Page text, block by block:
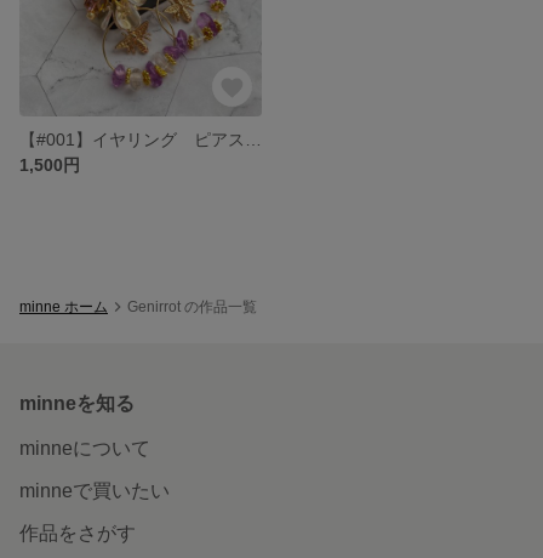
1,500円
minne ホーム Genirrot の作品一覧
minneを知る
minneについて
minneで買いたい
作品をさがす